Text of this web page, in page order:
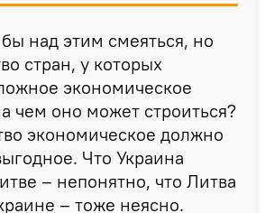
над этим смеяться, но
стран, у которых
экономическое
чем оно может строиться?
экономическое должно
Что Украина
– непонятно, что Литва
– тоже неясно.